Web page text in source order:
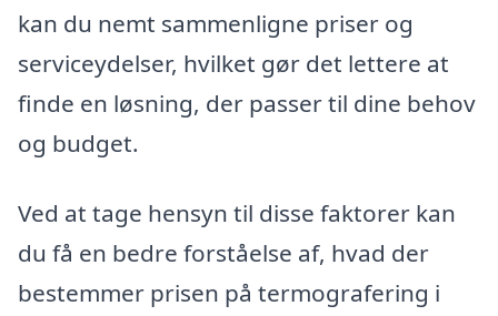
kan du nemt sammenligne priser og
serviceydelser, hvilket gør det lettere at
finde en løsning, der passer til dine behov
og budget.
Ved at tage hensyn til disse faktorer kan
du få en bedre forståelse af, hvad der
bestemmer prisen på termografering i